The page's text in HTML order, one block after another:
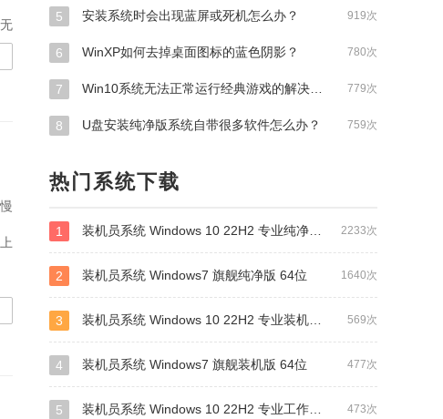
919次
5 安装系统时会出现蓝屏或死机怎么办？
780次
6 WinXP如何去掉桌面图标的蓝色阴影？
779次
7 Win10系统无法正常运行经典游戏的解决方法
759次
8 U盘安装纯净版系统自带很多软件怎么办？
热门系统下载
2233次
1 装机员系统 Windows 10 22H2 专业纯净版 64位
1640次
2 装机员系统 Windows7 旗舰纯净版 64位
569次
3 装机员系统 Windows 10 22H2 专业装机版 64位
477次
4 装机员系统 Windows7 旗舰装机版 64位
473次
5 装机员系统 Windows 10 22H2 专业工作站版 64位